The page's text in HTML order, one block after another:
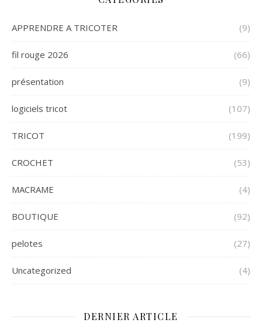
APPRENDRE A TRICOTER (9)
fil rouge 2026 (66)
présentation (9)
logiciels tricot (107)
TRICOT (199)
CROCHET (53)
MACRAME (4)
BOUTIQUE (92)
pelotes (27)
Uncategorized (4)
DERNIER ARTICLE